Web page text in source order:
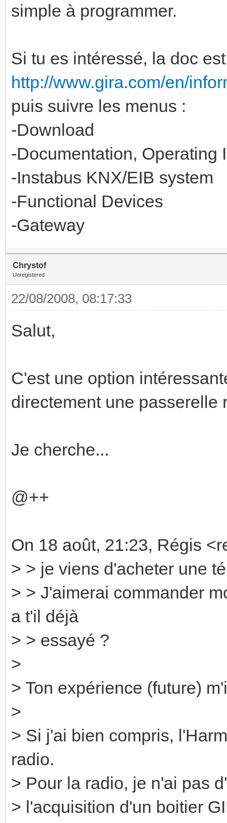
simple à programmer.
Si tu es intéressé, la doc
http://www.gira.com/en/
puis suivre les menus :
-Download
-Documentation, Operating
-Instabus KNX/EIB system
-Functional Devices
-Gateway
Chrystof
Unregistered
22/08/2008, 08:17:33
Salut,
C'est une option
directement une passerelle
Je cherche...
@++
On 18 août, 21:23, Régis
> > je viens d'acheter une
> > J'aimerai commander
a t'il déjà
> > essayé ?
>
> Ton expérience (future)
>
> Si j'ai bien compris,
radio.
> Pour la radio, je n'ai pas
> l'acquisition d'un boitier